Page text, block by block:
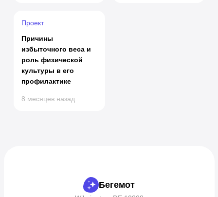
Проект
Причины
избыточного веса и
роль физической
культуры в его
профилактике
8 месяцев назад
Бегемот